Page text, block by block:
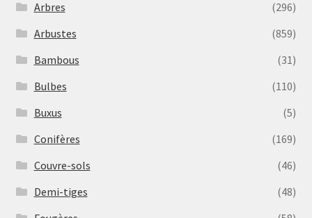
Arbres
(296)
Arbustes
(859)
Bambous
(31)
Bulbes
(110)
Buxus
(5)
Conifères
(169)
Couvre-sols
(46)
Demi-tiges
(48)